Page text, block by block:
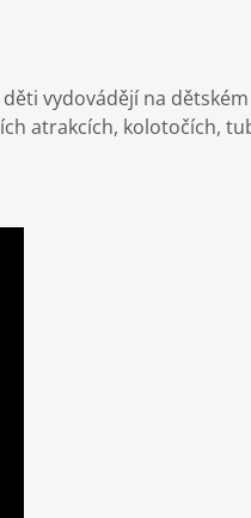
vydovádějí na
atrakcích, kolotočích,